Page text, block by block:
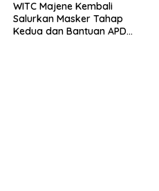
WITC Majene Kembali
Salurkan Masker Tahap
Kedua dan Bantuan APD